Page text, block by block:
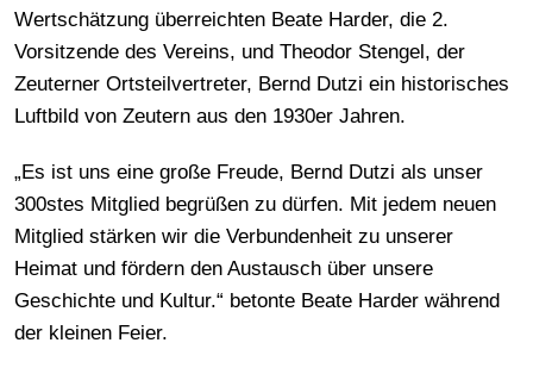
Wertschätzung überreichten Beate Harder, die 2.
Vorsitzende des Vereins, und Theodor Stengel, der
Zeuterner Ortsteilvertreter, Bernd Dutzi ein historisches
Luftbild von Zeutern aus den 1930er Jahren.
„Es ist uns eine große Freude, Bernd Dutzi als unser
300stes Mitglied begrüßen zu dürfen. Mit jedem neuen
Mitglied stärken wir die Verbundenheit zu unserer
Heimat und fördern den Austausch über unsere
Geschichte und Kultur.“ betonte Beate Harder während
der kleinen Feier.